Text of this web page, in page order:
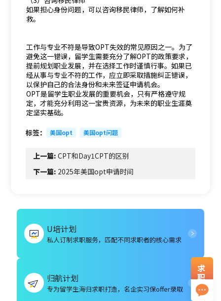
如果担心身份问题，可以咨询移民律师，了解如何补
救。
工作与专业不符是导致OPT失效的常见原因之一。为了
避免这一错误，留学生需要充分了解OPT的政策要求，
提前规划职业发展，并在选择工作时谨慎行事。如果已
经从事与专业不符的工作，应立即采取措施纠正错误，
以保护自己的合法身份和未来签证申请机会。
OPT是留学生职业发展的重要机会，只有严格遵守规
定，才能充分利用这一宝贵资源，为未来的职业生涯奠
定坚实基础。
标签： 美国opt 美国opt问题
上一篇:CPT和Day1CPT的区别
下一篇: 2025年美国opt申请时间
U培计划
私人订制求职服务，匹配不同求职者的核心需求
归航计划
专为留学生海归求职打造，名企实习保offer录取
求
职
资
料